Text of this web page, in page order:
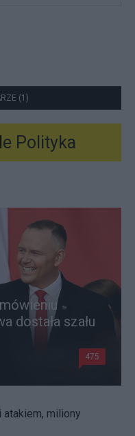
(1)
Polityka
dostała szału
475
atakiem, miliony